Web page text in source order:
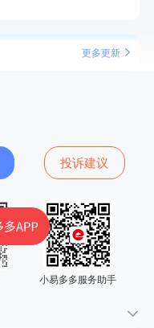
更多更新
投诉建议
小易多多服务助手